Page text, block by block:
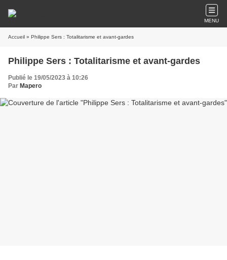
MENU
Accueil » Philippe Sers : Totalitarisme et avant-gardes
Philippe Sers : Totalitarisme et avant-gardes
Publié le 19/05/2023 à 10:26
Par Mapero